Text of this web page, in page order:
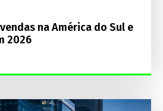
na América do Sul e
2026